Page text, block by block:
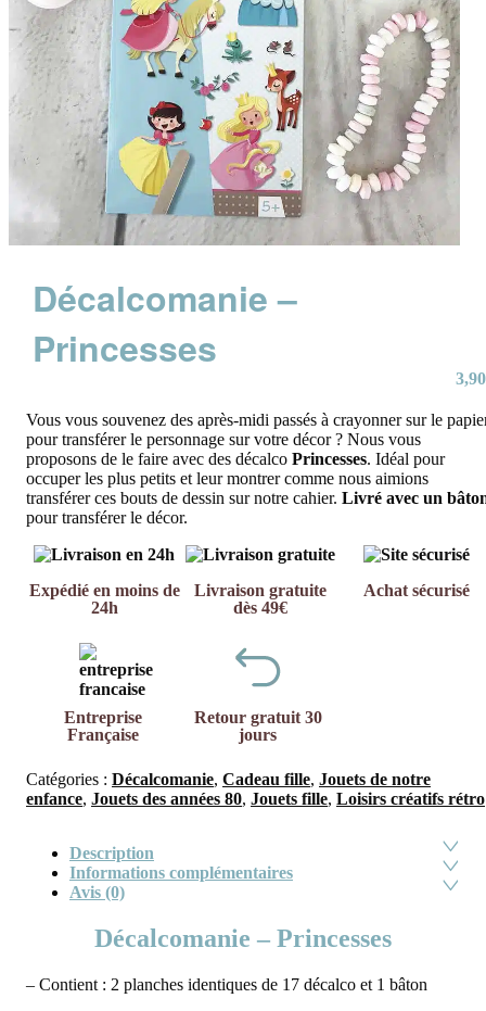
Décalcomanie –
Princesses
3,90
Vous vous souvenez des après-midi passés à crayonner sur le
pour transférer le personnage sur votre décor ? Nous vous
proposons de le faire avec des décalco Princesses. Idéal pour
occuper les plus petits et leur montrer comme nous aimions
transférer ces bouts de dessin sur notre cahier. Livré avec un
pour transférer le décor.
Expédié en moins de
24h
Livraison gratuite
dès 49€
Achat sécurisé
Entreprise
Française
Retour gratuit 30
jours
Catégories : Décalcomanie, Cadeau fille, Jouets de notre
enfance, Jouets des années 80, Jouets fille, Loisirs créatifs rétro
Description
Informations complémentaires
Avis (0)
Décalcomanie – Princesses
– Contient : 2 planches identiques de 17 décalco et 1 bâton